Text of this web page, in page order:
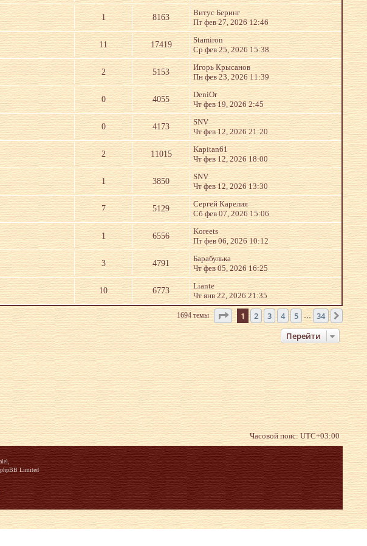
1 8163
Витус Беринг
Пт фев 27, 2026 12:46
11 17419
Stamiron
Ср фев 25, 2026 15:38
2 5153
Игорь Крысанов
Пн фев 23, 2026 11:39
0 4055
DeniOr
Чт фев 19, 2026 2:45
0 4173
SNV
Чт фев 12, 2026 21:20
2 11015
Kapitan61
Чт фев 12, 2026 18:00
1 3850
SNV
Чт фев 12, 2026 13:30
7 5129
Сергей Карелия
Сб фев 07, 2026 15:06
1 6556
Koreets
Пт фев 06, 2026 10:12
3 4791
Барабулька
Чт фев 05, 2026 16:25
10 6773
Liante
Чт янв 22, 2026 21:35
1694 темы Страница1 из 34
1 2 3 4 5 … 34 След.
Перейти
Часовой пояс:UTC+03:00
Limited